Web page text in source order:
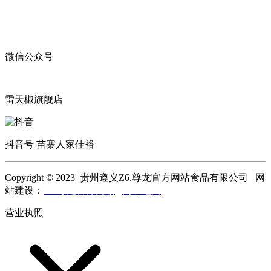
微信公众号
雷天椒旗舰店
抖音号 苗寨人家佳裕
Copyright © 2023 贵州遵义Z6.尊龙官方网站食品有限公司 网
站建设：
营业执照